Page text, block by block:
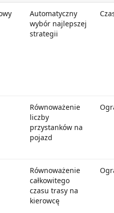
Automatyczny
wybór najlepszej
strategii
Równoważenie
liczby
przystanków na
pojazd
Równoważenie
całkowitego
czasu trasy na
kierowcę